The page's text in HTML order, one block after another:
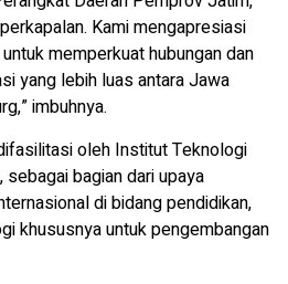
Kami mengapresiasi
memperkuat hubungan dan
yang lebih luas antara Jawa
imbuhnya.
oleh Institut Teknologi
bagian dari upaya
di bidang pendidikan,
khususnya untuk pengembangan